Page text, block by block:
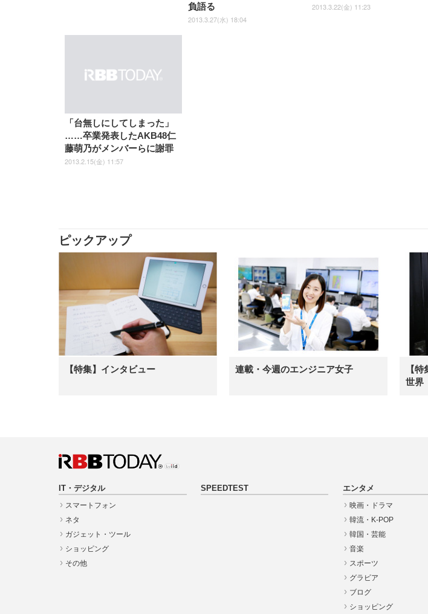
負語る
2013.3.27(水) 18:04
2013.3.22(金) 11:23
「台無しにしてしまった」
……卒業発表したAKB48仁
藤萌乃がメンバーらに謝罪
2013.2.15(金) 11:57
ピックアップ
【特集】インタビュー 連載・今週のエンジニア女子
【
世界
IT・デジタル
スマートフォン
ネタ
ガジェット・ツール
ショッピング
その他
SPEEDTEST
エンタメ
映画・ドラマ
韓流・K-POP
韓国・芸能
音楽
スポーツ
グラビア
ブログ
ショッピング